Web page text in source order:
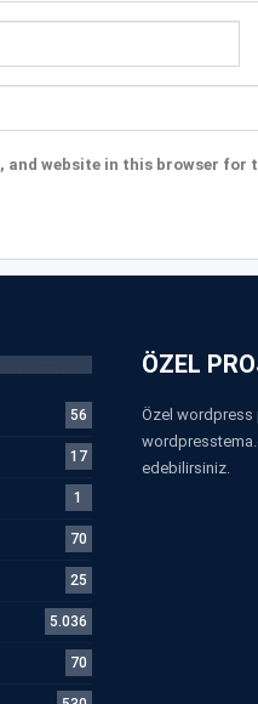
and website in this browser for
56
17
1
70
25
5.036
70
ÖZEL
Özel wordpress
edebilirsiniz.